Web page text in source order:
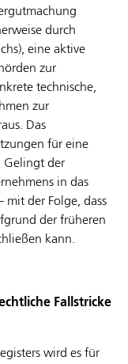
durch
eine aktive
zur
technische,
zur
Das
für eine
Gelingt der
in das
mit der Folge, dass
der früheren
kann.
Fallstricke
wird es für